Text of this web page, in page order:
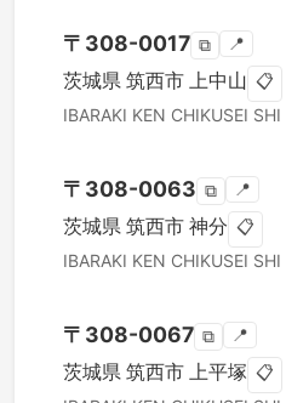
〒 308-0017 ⧉ 📍
茨城県 筑西市 上中山 📋
IBARAKI KEN CHIKUSEI SHI
〒 308-0063 ⧉ 📍
茨城県 筑西市 神分 📋
IBARAKI KEN CHIKUSEI SHI
〒 308-0067 ⧉ 📍
茨城県 筑西市 上平塚 📋